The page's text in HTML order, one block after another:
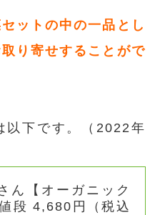
ットの中の一品とし
り寄せすることがで
以下です。（2022年
【オーガニック
段 4,680円（税込